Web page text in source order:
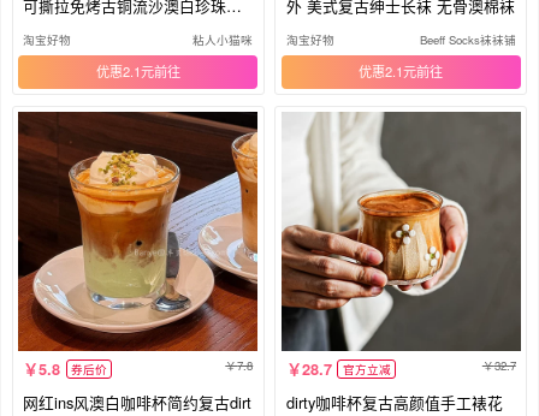
可撕拉免烤古铜流沙澳白珍珠亮
油
淘宝好物 粘人小猫咪
优惠2.1元
外 美式复古绅士长袜 无骨澳棉袜
淘宝好物 Beeff Socks袜袜铺
优惠2.1元
5.8 券后价 7.8
网红ins风澳白咖啡杯简约复古dirt
28.7 官方立减 32.7
dirty咖啡杯复古高颜值手工裱花